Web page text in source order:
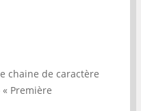
chaine de caractère
Première